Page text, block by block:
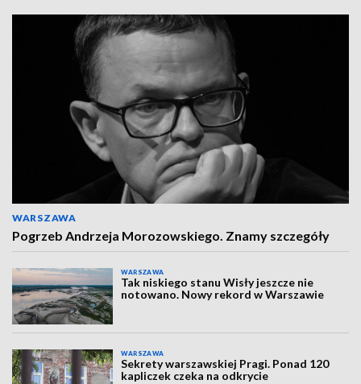
WARSZAWA
Pogrzeb Andrzeja Morozowskiego. Znamy szczegóły
WARSZAWA
Tak niskiego stanu Wisły jeszcze nie
notowano. Nowy rekord w Warszawie
WARSZAWA
Sekrety warszawskiej Pragi. Ponad 120
kapliczek czeka na odkrycie